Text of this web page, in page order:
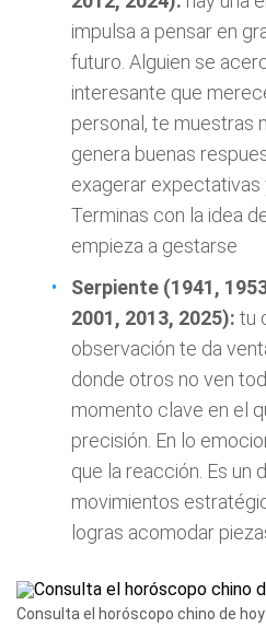
impulsa a pensar en
futuro. Alguien se
interesante que
personal, te muestras
genera buenas
exagerar expectativas
Terminas con la idea
empieza a gestarse
Serpiente (1941,
2001, 2013, 2025): tu
observación te da
donde otros no ven
momento clave en el
precisión. En lo
que la reacción. Es un
movimientos
logras acomodar
Consulta el horóscopo chino de hoy